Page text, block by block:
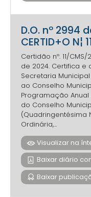
D.O. nº 2994
CERTID+O N¦
Certidão nº. 11/
de 2024. Certifica
Secretaria Municipal
ao Conselho
Programação Anual
do Conselho
(Quadringentésima
Ordinária,...
Visualizar na
Baixar diário
Baixar